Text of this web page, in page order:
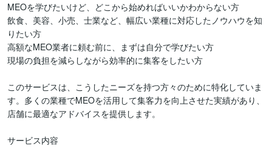
MEOを学びたいけど、どこから始めればいいかわからない方
飲食、美容、小売、士業など、幅広い業種に対応したノウハウを知
りたい方
高額なMEO業者に頼む前に、まずは自分で学びたい方
現場の負担を減らしながら効率的に集客をしたい方
このサービスは、こうしたニーズを持つ方々のために特化していま
す。多くの業種でMEOを活用して集客力を向上させた実績があり、
店舗に最適なアドバイスを提供します。
サービス内容